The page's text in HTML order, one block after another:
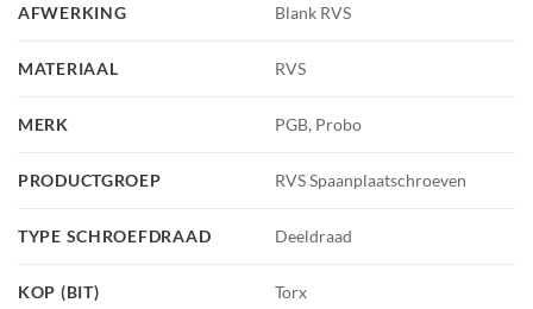
AFWERKING Blank RVS
MATERIAAL RVS
MERK PGB, Probo
PRODUCTGROEP RVS Spaanplaatschroeven
TYPE SCHROEFDRAAD Deeldraad
KOP (BIT) Torx